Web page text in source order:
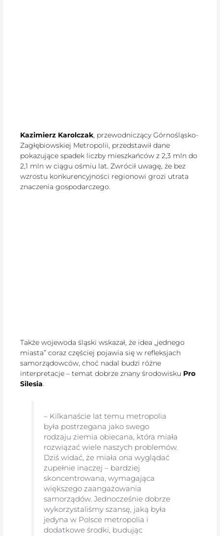
Kazimierz Karolczak, przewodniczący Górnośląsko-
Zagłębiowskiej Metropolii, przedstawił dane
pokazujące spadek liczby mieszkańców z 2,3 mln do
2,1 mln w ciągu ośmiu lat. Zwrócił uwagę, że bez
wzrostu konkurencyjności regionowi grozi utrata
znaczenia gospodarczego.
Także wojewoda śląski wskazał, że idea „jednego
miasta” coraz częściej pojawia się w refleksjach
samorządowców, choć nadal budzi różne
interpretacje – temat dobrze znany środowisku Pro
Silesia.
– Kilkanaście lat temu metropolia
była postrzegana jako swego
rodzaju ziemia obiecana, która miała
rozwiązać wiele naszych problemów.
Dziś widać, że miała ona wyglądać
zupełnie inaczej – bardziej
skoncentrowana, wymagająca
większego zaangażowania
samorządów. Jednocześnie dobrze
wykorzystaliśmy szansę, jaką była
jedyna w Polsce metropolia i
dodatkowe środki, budując